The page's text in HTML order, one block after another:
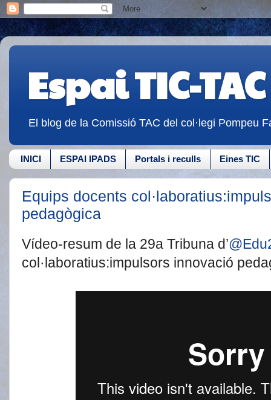
Espai TIC-TAC
El blog de la Comissió TAC del col·legi Pompeu
INICI ESPAI IPADS Portals i reculls Eines TIC
Equips docents
pedagògica
Vídeo-resum de la 29a Tribuna d’
col·laboratius:impulsors innovació